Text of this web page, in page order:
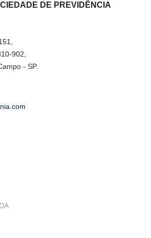
DE PREVIDÊNCIA
902,
- SP.